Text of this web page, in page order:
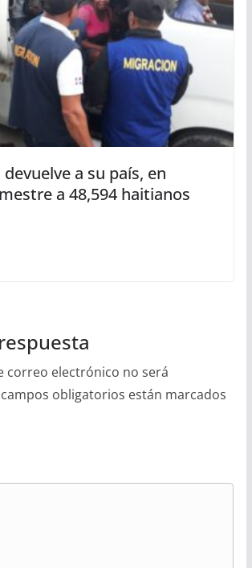
a su país, en
a 48,594 haitianos
correo electrónico no será
obligatorios están marcados